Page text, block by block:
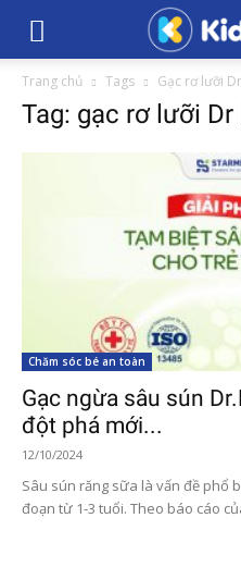
Trang chủ Tags Gạc rơ lưỡi
Tag: gạc rơ lưỡi Dr
Chăm sóc bé an toàn
Gạc ngừa sâu sún
đột phá mới...
12/10/2024
Sâu sún răng sữa là vấn đề phổ
đoạn từ 1-3 tuổi. Theo báo cáo